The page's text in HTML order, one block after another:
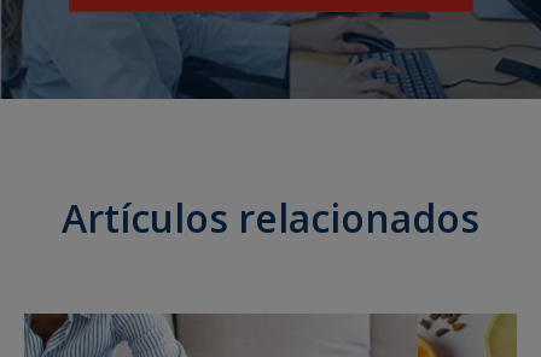
Artículos relacionados